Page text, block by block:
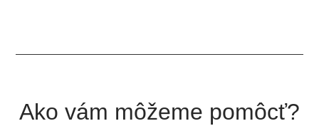
Ako vám môžeme pomôcť?